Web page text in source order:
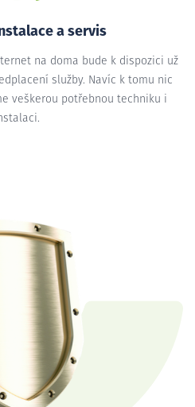
a servis
na doma bude k dispozici už
služby. Navíc k tomu nic
veškerou potřebnou techniku i